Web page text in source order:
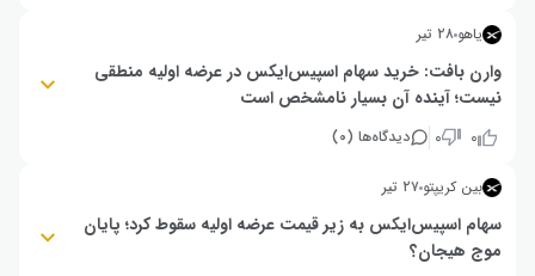
نزدیک شدن به پایان دوره قفل‌شدن سهام کارکنان در اوایل آگوست، از عوامل
اصلی این ریزش هستند
یاهو ۲۸ تیر
وارن بافت: خرید سهام اسپیس‌ایکس در عرضه اولیه منطقی
نیست؛ آینده آن بسیار نامشخص است
وارن بافت با سه نقل قول کلیدی، سرمایه‌گذاران را از خرید سهام اسپیس‌ایکس در
عرضه اولیه برحذر داشته و گفته که این بازار فروشنده‌محور است و آینده شرکت به
متغیرهای پیچیده و غیرقابل‌پیش‌بینی زیادی وابسته است. او تأکید کرده که به
جای امید به نتیجه‌ای بزرگ، سرمایه‌گذاری در کسب‌وکارهایی با مزیت رقابتی پایدار
و قابل‌درک، منطقی‌تر است.
۰ ۰ دیدگاه‌ها (۰)
بین کریپتو ۲۷ تیر
سهام اسپیس‌ایکس به زیر قیمت عرضه اولیه سقوط کرد؛ پایان
موج هیجان؟